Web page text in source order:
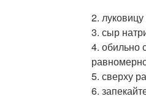
2.
3. сыр
4. обильно
5. сверху
6.